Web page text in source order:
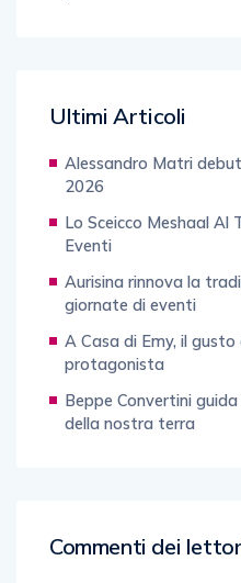
Ultimi Articoli
Alessandro Matri
2026
Lo Sceicco Meshaal Al
Eventi
Aurisina rinnova la
giornate di eventi
A Casa di Emy, il
protagonista
Beppe Convertini
della nostra terra
Commenti dei